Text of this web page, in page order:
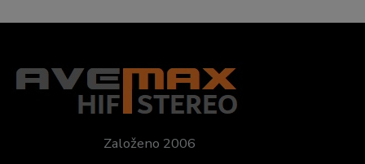
Založeno 2006